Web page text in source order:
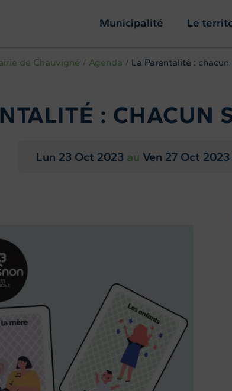
Municipalité Le
de Chauvigné Agenda La Parentalité :
: CHACUN
Lun 23 Oct 2023au Ven 27 Oct 2023